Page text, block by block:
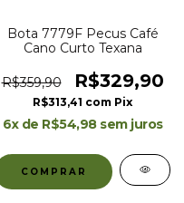
Bota 7779F Pecus Café
Cano Curto Texana
R$359,90 R$329,90
R$313,41 com Pix
6x de R$54,98 sem juros
COMPRAR